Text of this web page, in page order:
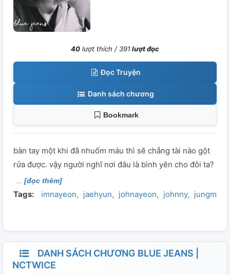
40 lượt thích /391lượt đọc
Đọc Truyện
Danh sách chương
Bookmark
bàn tay một khi đã nhuốm máu thì sẽ chẳng tài nào gột
rửa được. vậy người nghĩ nơi đâu là bình yên cho đôi ta?
[đọc thêm]
Tags: imnayeon jaehyun johnayeon johnny
DANH SÁCH CHƯƠNG BLUE JEANS |
NCTWICE